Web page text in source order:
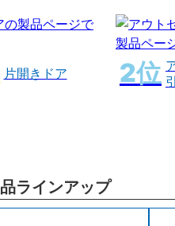
片開きドア
ラインアップ